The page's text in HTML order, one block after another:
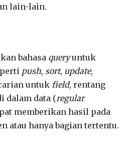
lain-lain.
bahasa queryuntuk
push, sort, update,
untuk field, rentang
dalam data (regular
memberikan hasil pada
atau hanya bagian tertentu.